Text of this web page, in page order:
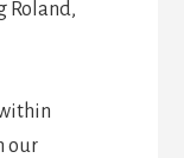
Roland,
our